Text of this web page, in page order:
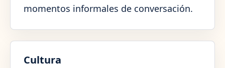
momentos informales de conversación.
Cultura